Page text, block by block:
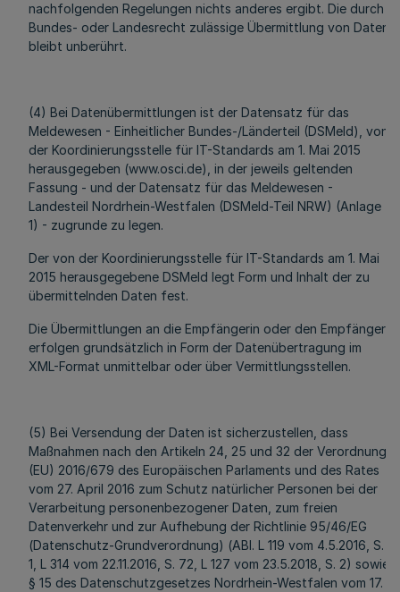
nachfolgenden Regelungen nichts anderes ergibt. Die durch
Bundes- oder Landesrecht zulässige Übermittlung von Daten
bleibt unberührt.
(4) Bei Datenübermittlungen ist der Datensatz für das
Meldewesen - Einheitlicher Bundes-/Länderteil (DSMeld), von
der Koordinierungsstelle für IT-Standards am 1. Mai 2015
herausgegeben (www.osci.de), in der jeweils geltenden
Fassung - und der Datensatz für das Meldewesen -
Landesteil Nordrhein-Westfalen (DSMeld-Teil NRW) (Anlage
1) - zugrunde zu legen.
Der von der Koordinierungsstelle für IT-Standards am 1. Mai
2015 herausgegebene DSMeld legt Form und Inhalt der zu
übermittelnden Daten fest.
Die Übermittlungen an die Empfängerin oder den Empfänger
erfolgen grundsätzlich in Form der Datenübertragung im
XML-Format unmittelbar oder über Vermittlungsstellen.
(5) Bei Versendung der Daten ist sicherzustellen, dass
Maßnahmen nach den Artikeln 24, 25 und 32 der Verordnung
(EU) 2016/679 des Europäischen Parlaments und des Rates
vom 27. April 2016 zum Schutz natürlicher Personen bei der
Verarbeitung personenbezogener Daten, zum freien
Datenverkehr und zur Aufhebung der Richtlinie 95/46/EG
(Datenschutz-Grundverordnung) (ABl. L 119 vom 4.5.2016, S.
1, L 314 vom 22.11.2016, S. 72, L 127 vom 23.5.2018, S. 2) sowie
§ 15 des Datenschutzgesetzes Nordrhein-Westfalen vom 17.